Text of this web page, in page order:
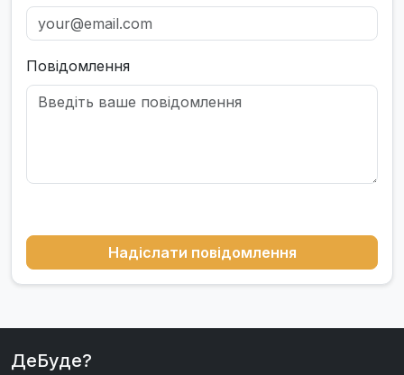
Повідомлення
Надіслати повідомлення
ДеБуде?